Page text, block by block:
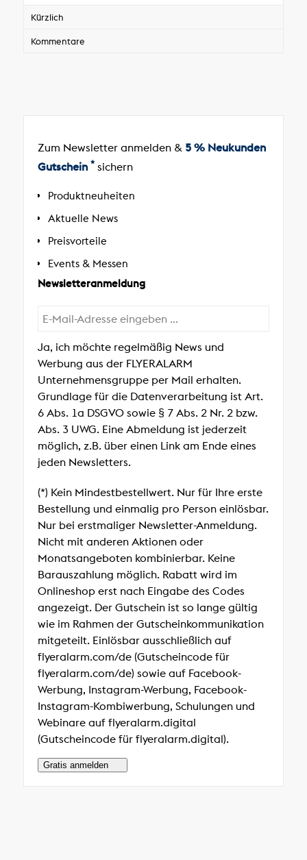
Kürzlich
Kommentare
Zum Newsletter anmelden & 5 % Neukunden
Gutschein *sichern
Produktneuheiten
Aktuelle News
Preisvorteile
Events & Messen
Newsletteranmeldung
Ja, ich möchte regelmäßig News und
Werbung aus der FLYERALARM
Unternehmensgruppe per Mail erhalten.
Grundlage für die Datenverarbeitung ist Art.
6 Abs. 1a DSGVO sowie § 7 Abs. 2 Nr. 2 bzw.
Abs. 3 UWG. Eine Abmeldung ist jederzeit
möglich, z.B. über einen Link am Ende eines
jeden Newsletters.
(*) Kein Mindestbestellwert. Nur für Ihre erste
Bestellung und einmalig pro Person einlösbar.
Nur bei erstmaliger Newsletter-Anmeldung.
Nicht mit anderen Aktionen oder
Monatsangeboten kombinierbar. Keine
Barauszahlung möglich. Rabatt wird im
Onlineshop erst nach Eingabe des Codes
angezeigt. Der Gutschein ist so lange gültig
wie im Rahmen der Gutscheinkommunikation
mitgeteilt. Einlösbar ausschließlich auf
flyeralarm.com/de (Gutscheincode für
flyeralarm.com/de) sowie auf Facebook-
Werbung, Instagram-Werbung, Facebook-
Instagram-Kombiwerbung, Schulungen und
Webinare auf flyeralarm.digital
(Gutscheincode für flyeralarm.digital).
Gratis anmelden